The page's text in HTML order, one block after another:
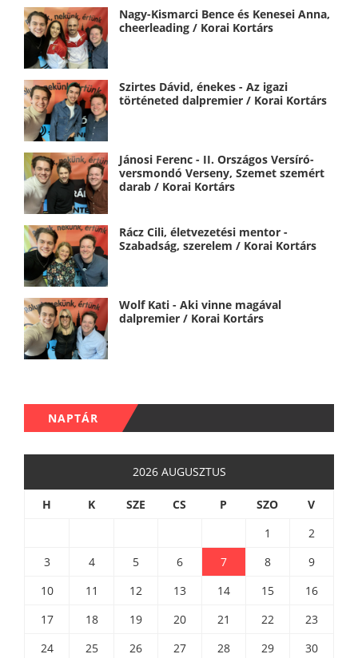
Nagy-Kismarci Bence és Kenesei Anna,
cheerleading / Korai Kortárs
Szirtes Dávid, énekes - Az igazi
történeted dalpremier / Korai Kortárs
Jánosi Ferenc - II. Országos Versíró-
versmondó Verseny, Szemet szemért
darab / Korai Kortárs
Rácz Cili, életvezetési mentor -
Szabadság, szerelem / Korai Kortárs
Wolf Kati - Aki vinne magával
dalpremier / Korai Kortárs
NAPTÁR
2026 AUGUSZTUS
H K SZE CS P SZO
V
1
2
3
4 5 6 7 8
9
10
11 12 13 14 15
16
17
18 19 20 21 22
23
24
25 26 27 28 29
30